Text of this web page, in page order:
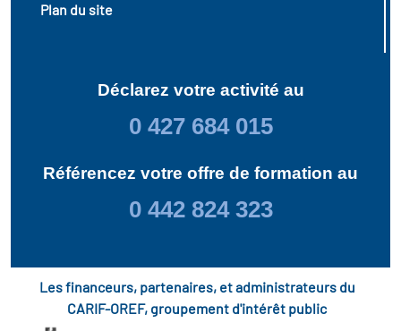
Plan du site
Déclarez votre activité au
0 427 684 015
Référencez votre offre de formation au
0 442 824 323
Les financeurs, partenaires, et administrateurs du
CARIF-OREF, groupement d'intérêt public